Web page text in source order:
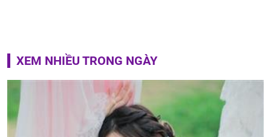
XEM NHIỀU TRONG NGÀY